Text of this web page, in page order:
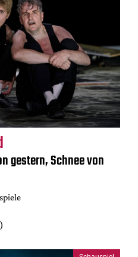
gestern, Schnee von